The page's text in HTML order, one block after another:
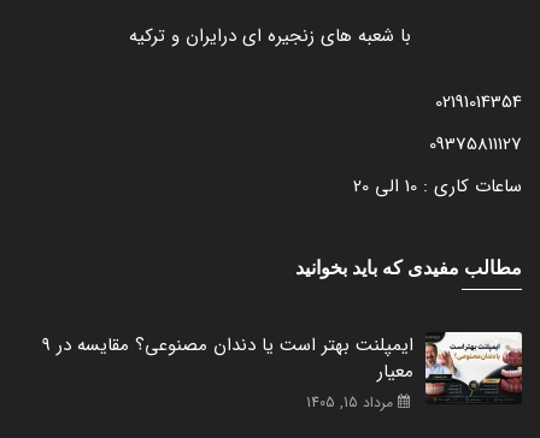
با شعبه های زنجیره ای درایران و ترکیه
02191014354
09375811127
ساعات کاری : 10 الی 20
مطالب مفیدی که باید بخوانید
ایمپلنت بهتر است یا دندان مصنوعی؟ مقایسه در 9
معیار
مرداد 15, 1405